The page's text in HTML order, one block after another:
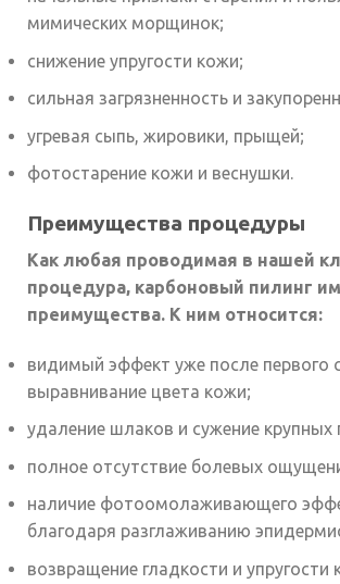
мимических морщинок;
снижение упругости кожи;
сильная загрязненность и
угревая сыпь, жировики, прыщей;
фотостарение кожи и веснушки.
Преимущества процедуры
Как любая проводимая в нашей
процедура, карбоновый пилинг
преимущества. К ним относится:
видимый эффект уже после первого
выравнивание цвета кожи;
удаление шлаков и сужение крупных
полное отсутствие болевых
наличие фотоомолаживающего
благодаря разглаживанию
возвращение гладкости и упругости